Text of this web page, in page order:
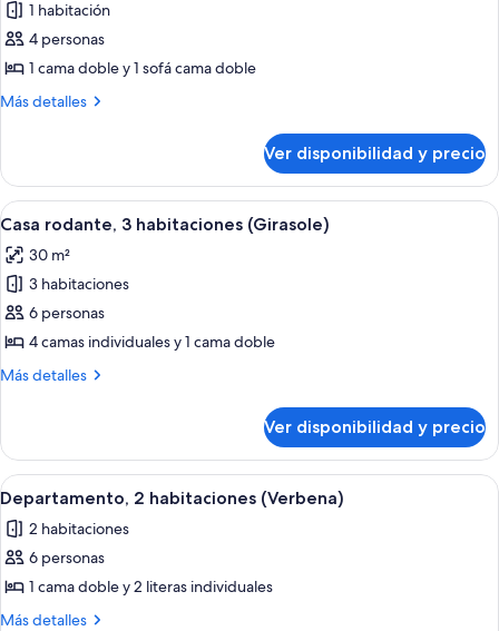
fotos
de
Departamento,
1
1 habitación
4 personas
1 cama doble y 1 sofá cama doble
Más detalles
Más
1
habitación
(Primula)
Ver disponibilidad y precio
Ver
todas
las
fotos
de
Casa
rodante,
(Girasole)
Cocina compacta con armarios
6
Casa rodante, 3 habitaciones (Girasole)
30 m²
3 habitaciones
6 personas
4 camas individuales y 1 cama doble
Más detalles
Más
rodante,
habitaciones
(Girasole)
Ver disponibilidad y precio
Ver
todas
las
fotos
de
Departamento,
Un dormitorio con cama, armario,
6
Departamento, 2 habitaciones (Verbena)
2 habitaciones
6 personas
1 cama doble y 2 literas individuales
Más detalles
Más